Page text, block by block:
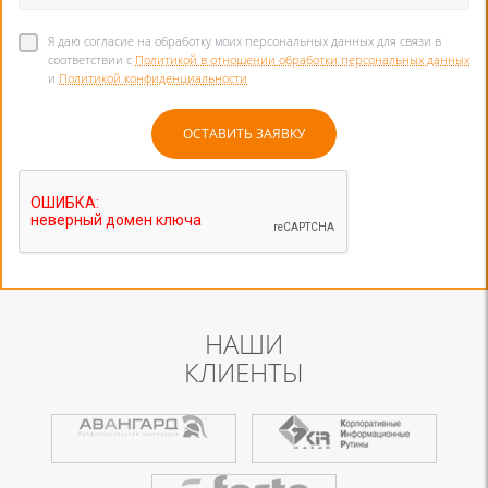
Я даю согласие на обработку моих персональных данных для связи в
соответствии с Политикой в отношении обработки персональных данных
и Политикой конфиденциальности
НАШИ
КЛИЕНТЫ